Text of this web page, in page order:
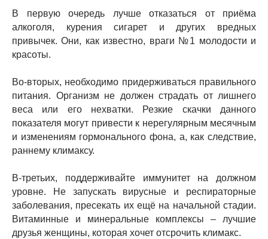
В первую очередь лучше отказаться от приёма
алкоголя, курения сигарет и других вредных
привычек. Они, как известно, враги №1 молодости и
красоты.
Во-вторых, необходимо придерживаться правильного
питания. Организм не должен страдать от лишнего
веса или его нехватки. Резкие скачки данного
показателя могут привести к нерегулярным месячным
и изменениям гормонального фона, а, как следствие,
раннему климаксу.
В-третьих, поддерживайте иммунитет на должном
уровне. Не запускать вирусные и респираторные
заболевания, пресекать их ещё на начальной стадии.
Витаминные и минеральные комплексы – лучшие
друзья женщины, которая хочет отсрочить климакс.